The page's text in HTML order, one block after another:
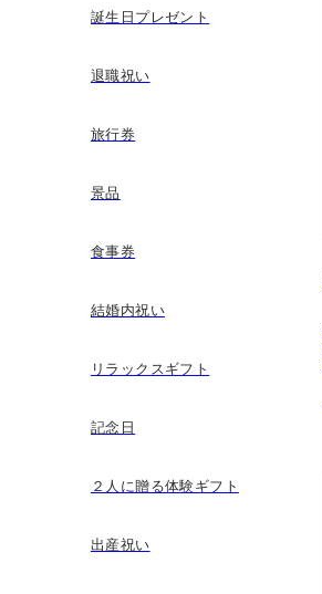
誕生日プレゼント
退職祝い
旅行券
景品
食事券
結婚内祝い
リラックスギフト
記念日
２人に贈る体験ギフト
出産祝い